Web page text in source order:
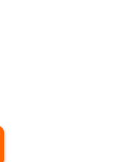
лв..
лв..